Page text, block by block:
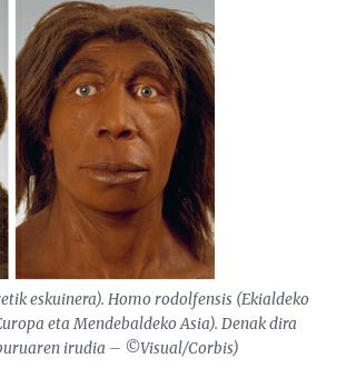
eskuinera). Homo rodolfensis (Ekialdeko
eta Mendebaldeko Asia). Denak dira
irudia – ©Visual/Corbis)